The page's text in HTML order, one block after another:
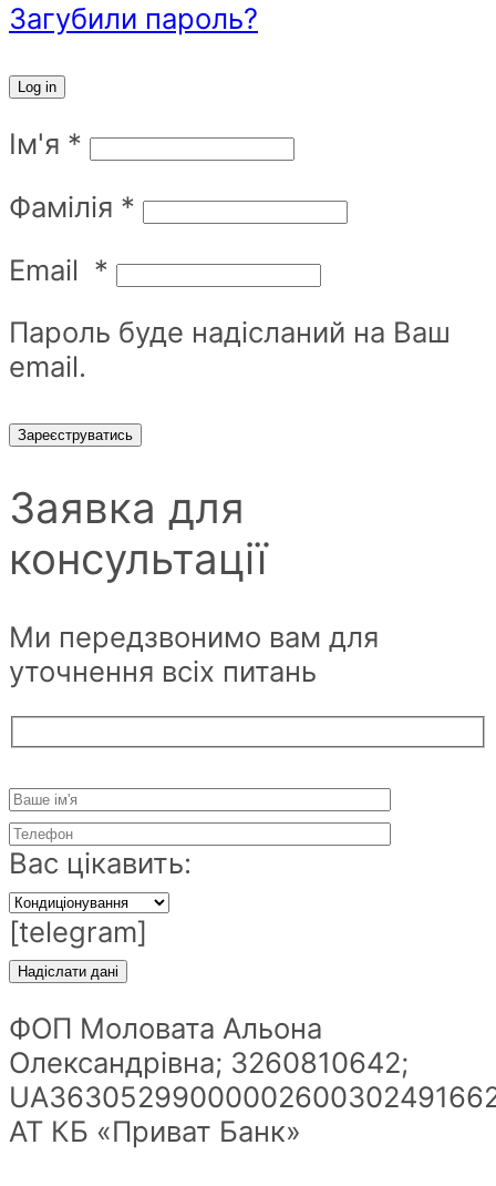
Загубили пароль?
Log in
Ім'я *
Фамілія *
Email *
Пароль буде надісланий на Ваш
email.
Зареєструватись
Заявка для
консультації
Ми передзвонимо вам для
уточнення всіх питань
Вас цікавить:
[telegram]
ФОП Моловата Альона
Олександрівна; 3260810642;
АТ КБ «Приват Банк»